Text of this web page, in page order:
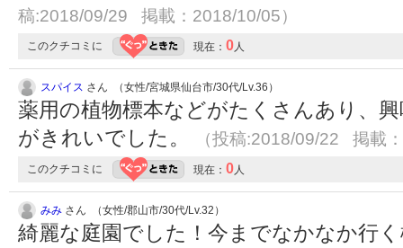
稿:2018/09/29 掲載：2018/10/05）
このクチコミに 現在： 0人
スパイス さん （女性/宮城県仙台市/30代/Lv.36）
薬用の植物標本などがたくさんあり、
がきれいでした。
（投稿:2018/09/22 掲載
このクチコミに 現在： 0人
みみ さん （女性/郡山市/30代/Lv.32）
綺麗な庭園でした！今までなかなか行